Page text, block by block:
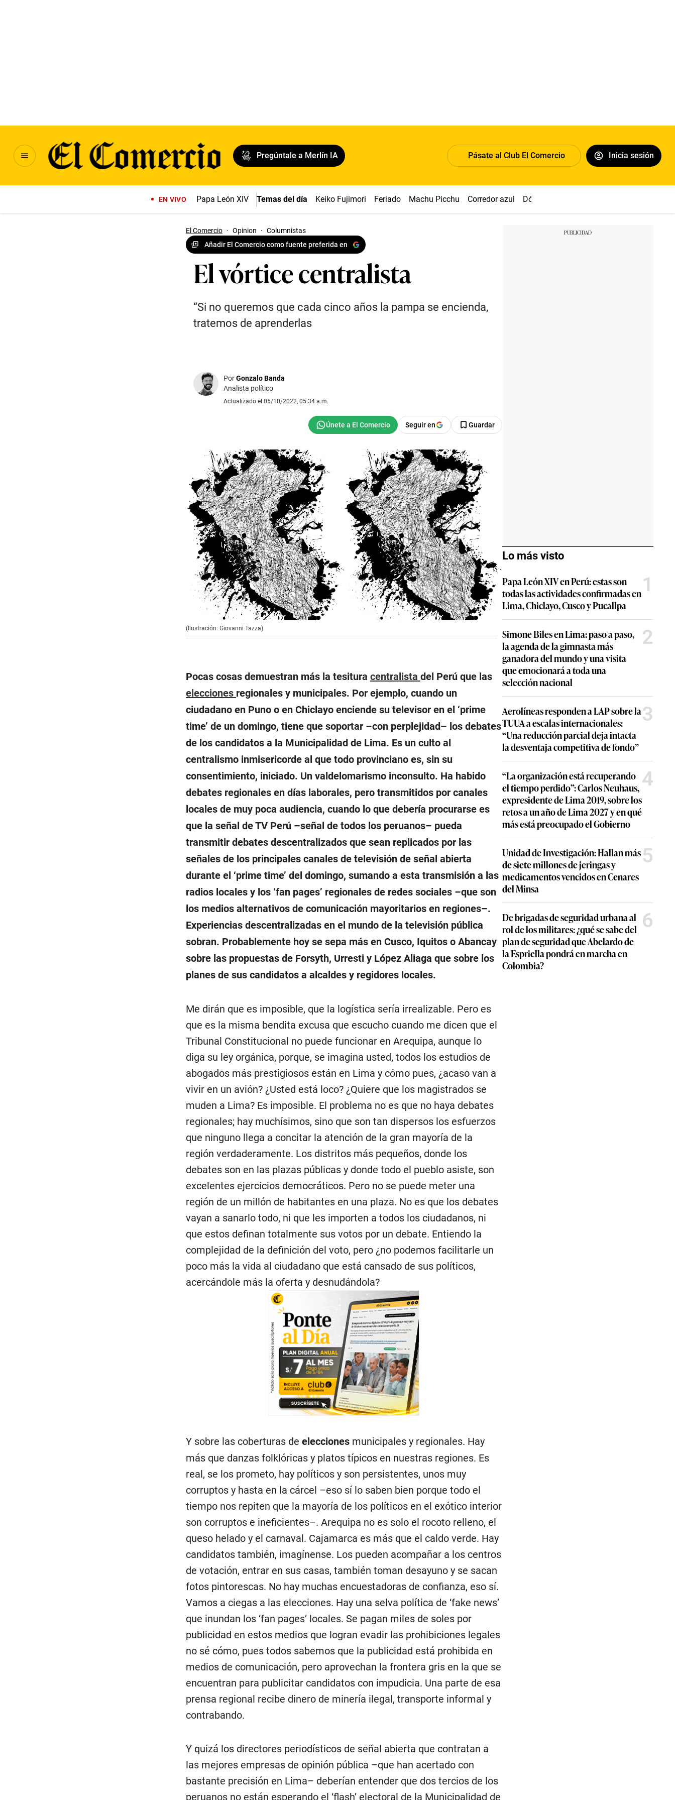
Pregúntale a Merlín IA Pásate al Club El Comercio Inicia sesión
EN VIVO Papa León XIV Temas del día Keiko Fujimori Feriado Machu Picchu Corredor azul Dólar
El Comercio · Opinion · Columnistas
Añadir El Comercio como fuente preferida en
El vórtice centralista
“Si no queremos que cada cinco años la pampa se encienda,
tratemos de aprenderlas
PorGonzalo Banda
Analista político
Actualizado el 05/10/2022, 05:34 a.m.
Seguir en Guardar
(Ilustración: Giovanni Tazza)
Pocas cosas demuestran más la tesitura centralista del Perú que las
elecciones regionales y municipales. Por ejemplo, cuando un
ciudadano en Puno o en Chiclayo enciende su televisor en el ‘prime
time’ de un domingo, tiene que soportar –con perplejidad– los debates
de los candidatos a la Municipalidad de Lima. Es un culto al
centralismo inmisericorde al que todo provinciano es, sin su
consentimiento, iniciado. Un valdelomarismo inconsulto. Ha habido
debates regionales en días laborales, pero transmitidos por canales
locales de muy poca audiencia, cuando lo que debería procurarse es
que la señal de TV Perú –señal de todos los peruanos– pueda
transmitir debates descentralizados que sean replicados por las
señales de los principales canales de televisión de señal abierta
durante el ‘prime time’ del domingo, sumando a esta transmisión a las
radios locales y los ‘fan pages’ regionales de redes sociales –que son
los medios alternativos de comunicación mayoritarios en regiones–.
Experiencias descentralizadas en el mundo de la televisión pública
sobran. Probablemente hoy se sepa más en Cusco, Iquitos o Abancay
sobre las propuestas de Forsyth, Urresti y López Aliaga que sobre los
planes de sus candidatos a alcaldes y regidores locales.
Me dirán que es imposible, que la logística sería irrealizable. Pero es
que es la misma bendita excusa que escucho cuando me dicen que el
Tribunal Constitucional no puede funcionar en Arequipa, aunque lo
diga su ley orgánica, porque, se imagina usted, todos los estudios de
abogados más prestigiosos están en Lima y cómo pues, ¿acaso van a
vivir en un avión? ¿Usted está loco? ¿Quiere que los magistrados se
muden a Lima? Es imposible. El problema no es que no haya debates
regionales; hay muchísimos, sino que son tan dispersos los esfuerzos
que ninguno llega a concitar la atención de la gran mayoría de la
región verdaderamente. Los distritos más pequeños, donde los
debates son en las plazas públicas y donde todo el pueblo asiste, son
excelentes ejercicios democráticos. Pero no se puede meter una
región de un millón de habitantes en una plaza. No es que los debates
vayan a sanarlo todo, ni que les importen a todos los ciudadanos, ni
que estos definan totalmente sus votos por un debate. Entiendo la
complejidad de la definición del voto, pero ¿no podemos facilitarle un
poco más la vida al ciudadano que está cansado de sus políticos,
acercándole más la oferta y desnudándola?
Y sobre las coberturas de elecciones municipales y regionales. Hay
más que danzas folklóricas y platos típicos en nuestras regiones. Es
real, se los prometo, hay políticos y son persistentes, unos muy
corruptos y hasta en la cárcel –eso sí lo saben bien porque todo el
tiempo nos repiten que la mayoría de los políticos en el exótico interior
son corruptos e ineficientes–. Arequipa no es solo el rocoto relleno, el
queso helado y el carnaval. Cajamarca es más que el caldo verde. Hay
candidatos también, imagínense. Los pueden acompañar a los centros
de votación, entrar en sus casas, también toman desayuno y se sacan
fotos pintorescas. No hay muchas encuestadoras de confianza, eso sí.
Vamos a ciegas a las elecciones. Hay una selva política de ‘fake news’
que inundan los ‘fan pages’ locales. Se pagan miles de soles por
publicidad en estos medios que logran evadir las prohibiciones legales
no sé cómo, pues todos sabemos que la publicidad está prohibida en
medios de comunicación, pero aprovechan la frontera gris en la que se
encuentran para publicitar candidatos con impudicia. Una parte de esa
prensa regional recibe dinero de minería ilegal, transporte informal y
contrabando.
Y quizá los directores periodísticos de señal abierta que contratan a
las mejores empresas de opinión pública –que han acertado con
bastante precisión en Lima– deberían entender que dos tercios de los
peruanos no están esperando el ‘flash’ electoral de la Municipalidad de
Lo más visto
Papa León XIV en Perú: estas son
todas las actividades confirmadas en
Lima, Chiclayo, Cusco y Pucallpa
1
Simone Biles en Lima: paso a paso,
la agenda de la gimnasta más
ganadora del mundo y una visita
que emocionará a toda una
selección nacional
2
Aerolíneas responden a LAP sobre la
TUUA a escalas internacionales:
“Una reducción parcial deja intacta
la desventaja competitiva de fondo”
3
“La organización está recuperando
el tiempo perdido”: Carlos Neuhaus,
expresidente de Lima 2019, sobre los
retos a un año de Lima 2027 y en qué
más está preocupado el Gobierno
4
Unidad de Investigación: Hallan más
de siete millones de jeringas y
medicamentos vencidos en Cenares
del Minsa
5
De brigadas de seguridad urbana al
rol de los militares: ¿qué se sabe del
plan de seguridad que Abelardo de
la Espriella pondrá en marcha en
Colombia?
6